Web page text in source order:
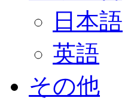
日本語
英語
その他